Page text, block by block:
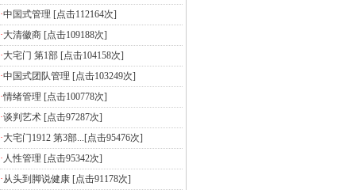
·中国式管理 [点击112164次]
·大清徽商 [点击109188次]
·大宅门 第1部 [点击104158次]
·中国式团队管理 [点击103249次]
·情绪管理 [点击100778次]
·谈判艺术 [点击97287次]
·大宅门1912 第3部...[点击95476次]
· 人性管理 [点击95342次]
·从头到脚说健康 [点击91178次]